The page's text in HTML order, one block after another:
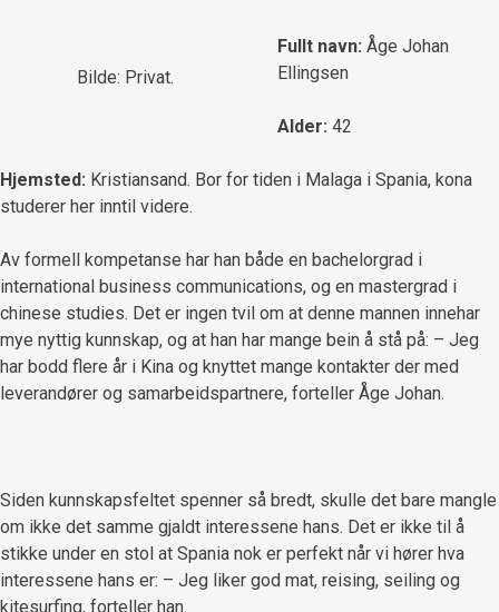
Bilde: Privat.
Fullt navn: Åge Johan
Ellingsen
Alder: 42
Hjemsted: Kristiansand. Bor for tiden i Malaga i Spania, kona
studerer her inntil videre.
Av formell kompetanse har han både en bachelorgrad i
international business communications, og en mastergrad i
chinese studies. Det er ingen tvil om at denne mannen innehar
mye nyttig kunnskap, og at han har mange bein å stå på: – Jeg
har bodd flere år i Kina og knyttet mange kontakter der med
leverandører og samarbeidspartnere, forteller Åge Johan.
Siden kunnskapsfeltet spenner så bredt, skulle det bare mangle
om ikke det samme gjaldt interessene hans. Det er ikke til å
stikke under en stol at Spania nok er perfekt når vi hører hva
interessene hans er: – Jeg liker god mat, reising, seiling og
kitesurfing, forteller han.